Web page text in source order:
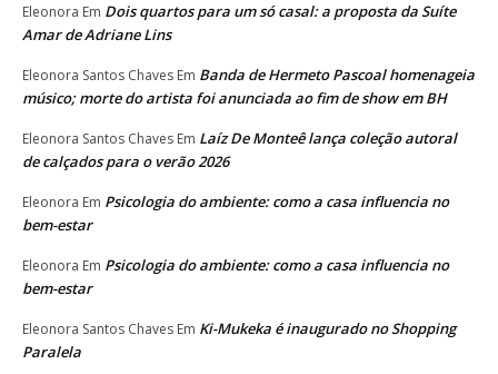
Eleonora Em Dois quartos para um só casal: a proposta da Suíte
Amar de Adriane Lins
Eleonora Santos Chaves Em Banda de Hermeto Pascoal homenageia
músico; morte do artista foi anunciada ao fim de show em BH
Eleonora Santos Chaves Em Laíz De Monteê lança coleção autoral
de calçados para o verão 2026
Eleonora Em Psicologia do ambiente: como a casa influencia no
bem-estar
Eleonora Em Psicologia do ambiente: como a casa influencia no
bem-estar
Eleonora Santos Chaves Em Ki-Mukeka é inaugurado no Shopping
Paralela